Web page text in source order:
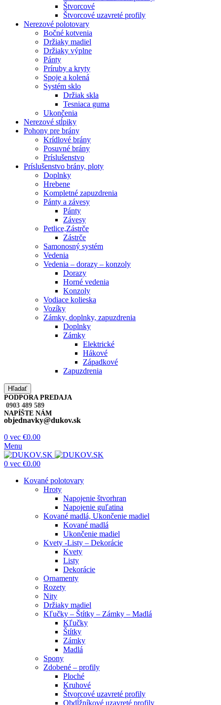
Štvorcové
Štvorcové uzavreté profily
Nerezové polotovary
Bočné kotvenia
Držiaky madiel
Držiaky výplne
Pánty
Príruby a kryty
Spoje a kolená
Systém sklo
Držiak skla
Tesniaca guma
Ukončenia
Nerezové stĺpiky
Pohony pre brány
Krídlové brány
Posuvné brány
Príslušenstvo
Príslušenstvo brány, ploty
Doplnky
Hrebene
Kompletné zapuzdrenia
Pánty a závesy
Pánty
Závesy
Petlice,Zástrče
Zástrče
Samonosný systém
Vedenia
Vedenia – dorazy – konzoly
Dorazy
Horné vedenia
Konzoly
Vodiace kolieska
Vozíky
Zámky, doplnky, zapuzdrenia
Doplnky
Zámky
Elektrické
Hákové
Západkové
Zapuzdrenia
Hľadať
PODPORA PREDAJA
0903 489 589
NAPÍŠTE NÁM
objednavky@dukov.sk
0 vec €0.00
Menu
0 vec €0.00
Kované polotovary
Hroty
Napojenie štvorhran
Napojenie guľatina
Kované madlá, Ukončenie madiel
Kované madlá
Ukončenie madiel
Kvety -Listy – Dekorácie
Kvety
Listy
Dekorácie
Ornamenty
Rozety
Nity
Držiaky madiel
Kľučky – Štítky – Zámky – Madlá
Kľučky
Štítky
Zámky
Madlá
Spony
Zdobené – profily
Ploché
Kruhové
Štvorcové uzavreté profily
Obdĺžníkové uzavreté profily